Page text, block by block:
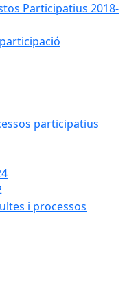
Participatius 2018-
participatius
i processos